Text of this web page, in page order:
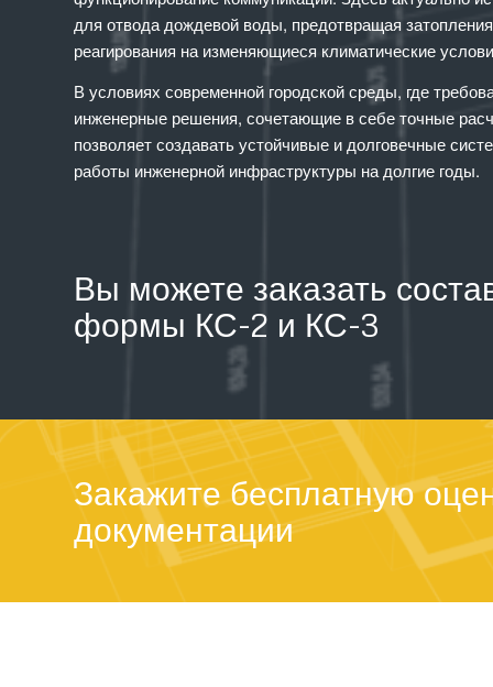
для отвода дождевой воды, предотвращая
реагирования на изменяющиеся климатические
В условиях современной городской среды, где
инженерные решения, сочетающие в себе точные
позволяет создавать устойчивые и долговечные
работы инженерной инфраструктуры на долгие годы.
Вы можете заказать
формы КС-2 и КС-3
Закажите бесплатную
документации